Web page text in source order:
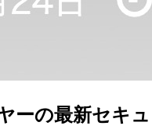
ーの最新セキ